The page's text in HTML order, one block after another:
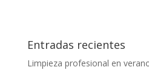
Entradas recientes
Limpieza profesional en